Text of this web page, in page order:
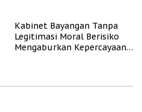
Kabinet Bayangan Tanpa
Legitimasi Moral Berisiko
Mengaburkan Kepercayaan